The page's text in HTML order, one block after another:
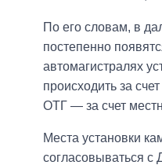
По его словам, в
постепенно
автомагистралях
происходить за
ОТГ — за счет
Места установки
согласовываться с